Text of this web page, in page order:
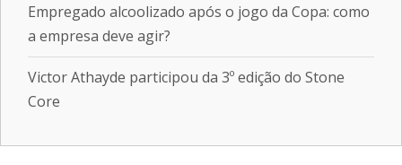
Empregado alcoolizado após o jogo da Copa: como
a empresa deve agir?
Victor Athayde participou da 3º edição do Stone
Core